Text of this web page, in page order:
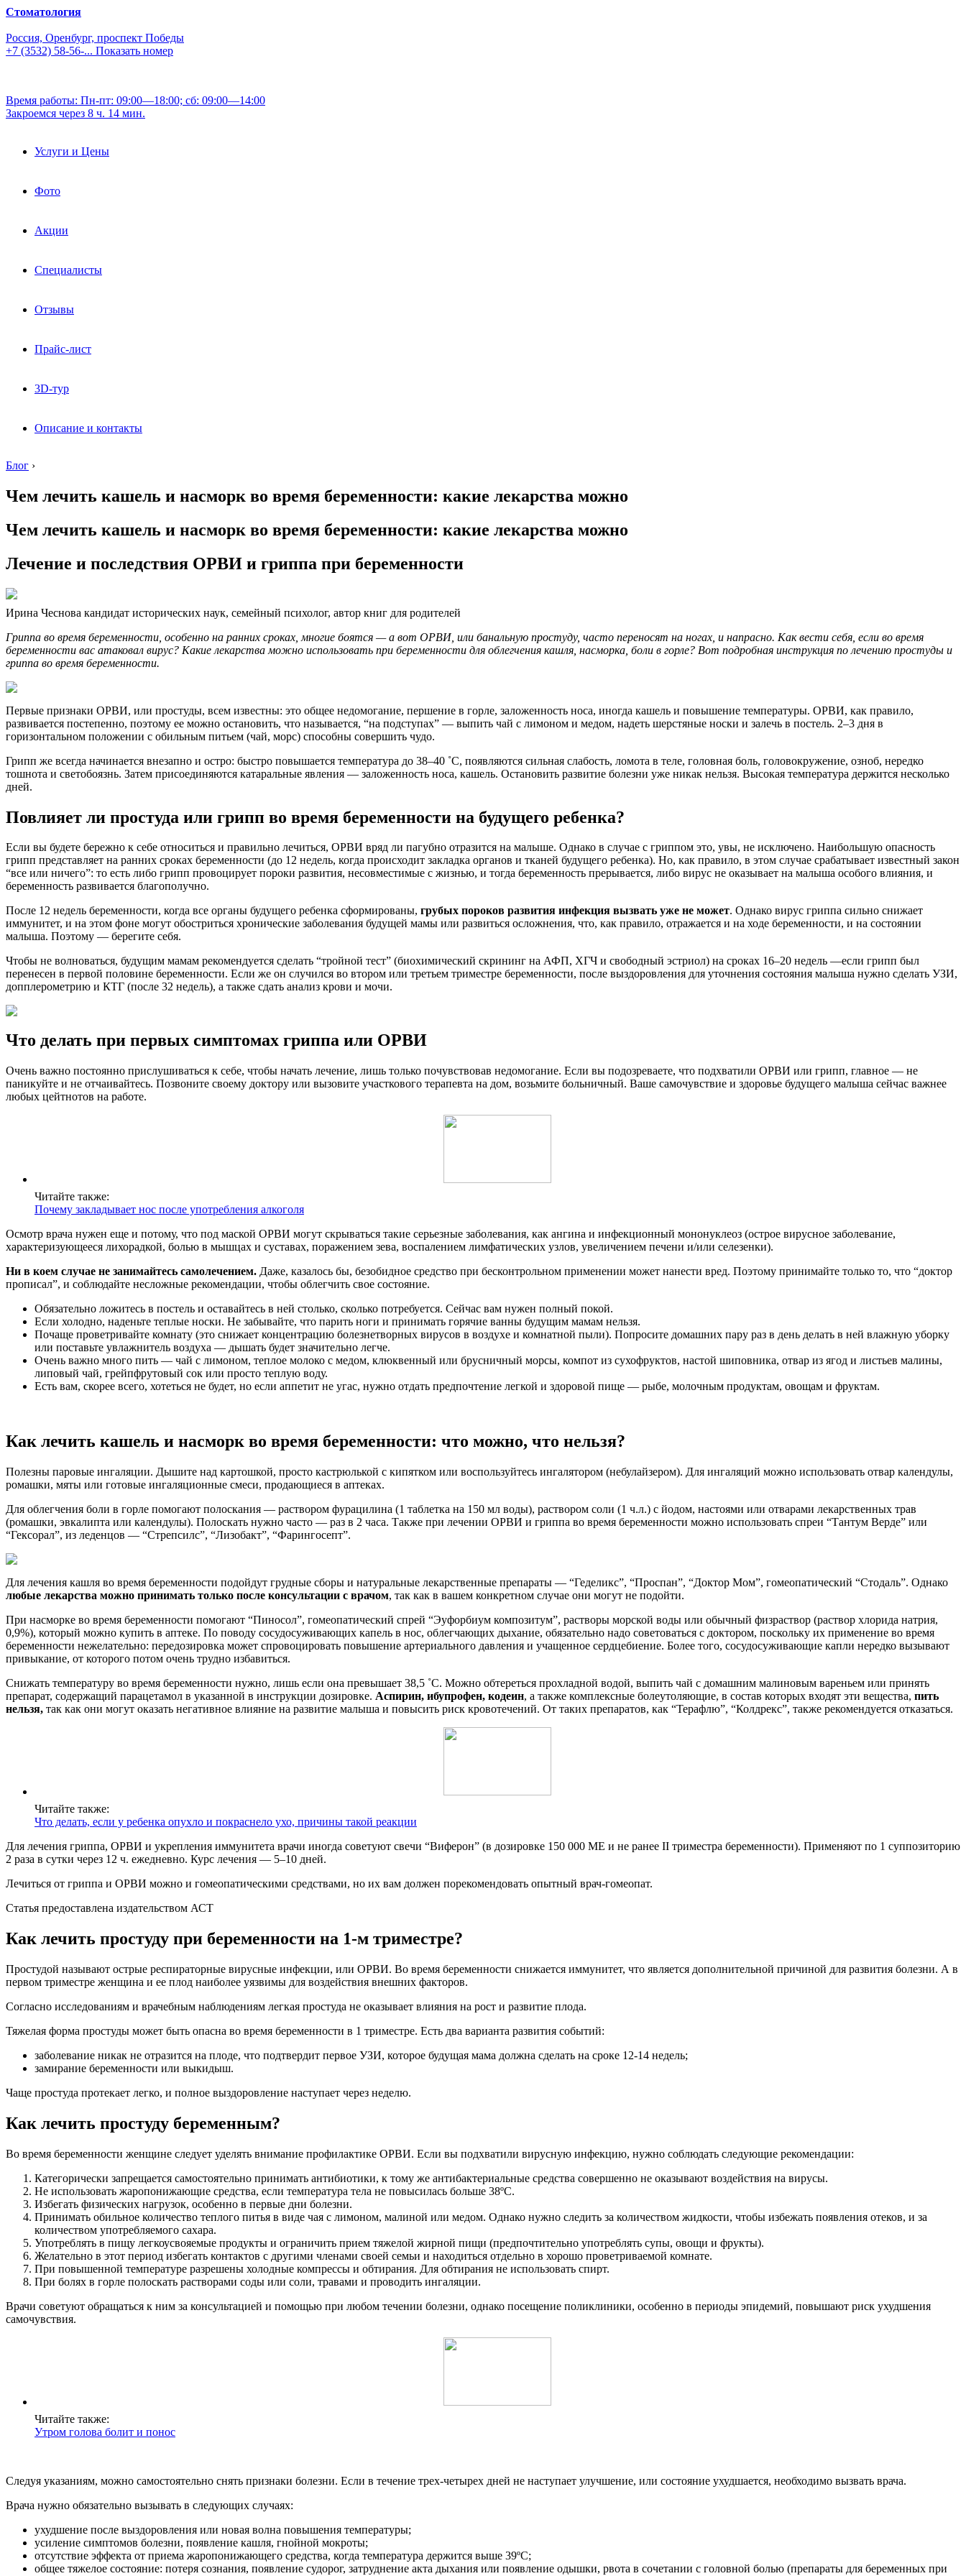
Стоматология
Россия, Оренбург, проспект Победы
+7 (3532) 58-56-... Показать номер
Время работы: Пн-пт: 09:00—18:00; сб: 09:00—14:00
Закроемся через 8 ч. 14 мин.
Услуги и Цены
Фото
Акции
Специалисты
Отзывы
Прайс-лист
3D-тур
Описание и контакты
Блог ›
Чем лечить кашель и насморк во время беременности: какие лекарства можно
Чем лечить кашель и насморк во время беременности: какие лекарства можно
Лечение и последствия ОРВИ и гриппа при беременности
Ирина Чеснова кандидат исторических наук, семейный психолог, автор книг для родителей
Гриппа во время беременности, особенно на ранних сроках, многие боятся — а вот ОРВИ, или банальную простуду, часто переносят на ногах, и напрасно. Как вести себя, если во время
беременности вас атаковал вирус? Какие лекарства можно использовать при беременности для облегчения кашля, насморка, боли в горле? Вот подробная инструкция по лечению простуды и
гриппа во время беременности.
Первые признаки ОРВИ, или простуды, всем известны: это общее недомогание, першение в горле, заложенность носа, иногда кашель и повышение температуры. ОРВИ, как правило,
развивается постепенно, поэтому ее можно остановить, что называется, “на подступах” — выпить чай с лимоном и медом, надеть шерстяные носки и залечь в постель. 2–3 дня в
горизонтальном положении с обильным питьем (чай, морс) способны совершить чудо.
Грипп же всегда начинается внезапно и остро: быстро повышается температура до 38–40 ˚С, появляются сильная слабость, ломота в теле, головная боль, головокружение, озноб, нередко
тошнота и светобоязнь. Затем присоединяются катаральные явления — заложенность носа, кашель. Остановить развитие болезни уже никак нельзя. Высокая температура держится несколько
дней.
Повлияет ли простуда или грипп во время беременности на будущего ребенка?
Если вы будете бережно к себе относиться и правильно лечиться, ОРВИ вряд ли пагубно отразится на малыше. Однако в случае с гриппом это, увы, не исключено. Наибольшую опасность
грипп представляет на ранних сроках беременности (до 12 недель, когда происходит закладка органов и тканей будущего ребенка). Но, как правило, в этом случае срабатывает известный закон
“все или ничего”: то есть либо грипп провоцирует пороки развития, несовместимые с жизнью, и тогда беременность прерывается, либо вирус не оказывает на малыша особого влияния, и
беременность развивается благополучно.
После 12 недель беременности, когда все органы будущего ребенка сформированы, грубых пороков развития инфекция вызвать уже не может. Однако вирус гриппа сильно снижает
иммунитет, и на этом фоне могут обостриться хронические заболевания будущей мамы или развиться осложнения, что, как правило, отражается и на ходе беременности, и на состоянии
малыша. Поэтому — берегите себя.
Чтобы не волноваться, будущим мамам рекомендуется сделать “тройной тест” (биохимический скрининг на АФП, ХГЧ и свободный эстриол) на сроках 16–20 недель —если грипп был
перенесен в первой половине беременности. Если же он случился во втором или третьем триместре беременности, после выздоровления для уточнения состояния малыша нужно сделать УЗИ,
допплерометрию и КТГ (после 32 недель), а также сдать анализ крови и мочи.
Что делать при первых симптомах гриппа или ОРВИ
Очень важно постоянно прислушиваться к себе, чтобы начать лечение, лишь только почувствовав недомогание. Если вы подозреваете, что подхватили ОРВИ или грипп, главное — не
паникуйте и не отчаивайтесь. Позвоните своему доктору или вызовите участкового терапевта на дом, возьмите больничный. Ваше самочувствие и здоровье будущего малыша сейчас важнее
любых цейтнотов на работе.
Читайте также:
Почему закладывает нос после употребления алкоголя
Осмотр врача нужен еще и потому, что под маской ОРВИ могут скрываться такие серьезные заболевания, как ангина и инфекционный мононуклеоз (острое вирусное заболевание,
характеризующееся лихорадкой, болью в мышцах и суставах, поражением зева, воспалением лимфатических узлов, увеличением печени и/или селезенки).
Ни в коем случае не занимайтесь самолечением. Даже, казалось бы, безобидное средство при бесконтрольном применении может нанести вред. Поэтому принимайте только то, что “доктор
прописал”, и соблюдайте несложные рекомендации, чтобы облегчить свое состояние.
Обязательно ложитесь в постель и оставайтесь в ней столько, сколько потребуется. Сейчас вам нужен полный покой.
Если холодно, наденьте теплые носки. Не забывайте, что парить ноги и принимать горячие ванны будущим мамам нельзя.
Почаще проветривайте комнату (это снижает концентрацию болезнетворных вирусов в воздухе и комнатной пыли). Попросите домашних пару раз в день делать в ней влажную уборку
или поставьте увлажнитель воздуха — дышать будет значительно легче.
Очень важно много пить — чай с лимоном, теплое молоко с медом, клюквенный или брусничный морсы, компот из сухофруктов, настой шиповника, отвар из ягод и листьев малины,
липовый чай, грейпфрутовый сок или просто теплую воду.
Есть вам, скорее всего, хотеться не будет, но если аппетит не угас, нужно отдать предпочтение легкой и здоровой пище — рыбе, молочным продуктам, овощам и фруктам.
Как лечить кашель и насморк во время беременности: что можно, что нельзя?
Полезны паровые ингаляции. Дышите над картошкой, просто кастрюлькой с кипятком или воспользуйтесь ингалятором (небулайзером). Для ингаляций можно использовать отвар календулы,
ромашки, мяты или готовые ингаляционные смеси, продающиеся в аптеках.
Для облегчения боли в горле помогают полоскания — раствором фурацилина (1 таблетка на 150 мл воды), раствором соли (1 ч.л.) с йодом, настоями или отварами лекарственных трав
(ромашки, эвкалипта или календулы). Полоскать нужно часто — раз в 2 часа. Также при лечении ОРВИ и гриппа во время беременности можно использовать спреи “Тантум Верде” или
“Гексорал”, из леденцов — “Стрепсилс”, “Лизобакт”, “Фарингосепт”.
Для лечения кашля во время беременности подойдут грудные сборы и натуральные лекарственные препараты — “Геделикс”, “Проспан”, “Доктор Мом”, гомеопатический “Стодаль”. Однако
любые лекарства можно принимать только после консультации с врачом, так как в вашем конкретном случае они могут не подойти.
При насморке во время беременности помогают “Пиносол”, гомеопатический спрей “Эуфорбиум композитум”, растворы морской воды или обычный физраствор (раствор хлорида натрия,
0,9%), который можно купить в аптеке. По поводу сосудосуживающих капель в нос, облегчающих дыхание, обязательно надо советоваться с доктором, поскольку их применение во время
беременности нежелательно: передозировка может спровоцировать повышение артериального давления и учащенное сердцебиение. Более того, сосудосуживающие капли нередко вызывают
привыкание, от которого потом очень трудно избавиться.
Снижать температуру во время беременности нужно, лишь если она превышает 38,5 ˚С. Можно обтереться прохладной водой, выпить чай с домашним малиновым вареньем или принять
препарат, содержащий парацетамол в указанной в инструкции дозировке. Аспирин, ибупрофен, кодеин, а также комплексные болеутоляющие, в состав которых входят эти вещества, пить
нельзя, так как они могут оказать негативное влияние на развитие малыша и повысить риск кровотечений. От таких препаратов, как “Терафлю”, “Колдрекс”, также рекомендуется отказаться.
Читайте также:
Что делать, если у ребенка опухло и покраснело ухо, причины такой реакции
Для лечения гриппа, ОРВИ и укрепления иммунитета врачи иногда советуют свечи “Виферон” (в дозировке 150 000 МЕ и не ранее II триместра беременности). Применяют по 1 суппозиторию
2 раза в сутки через 12 ч. ежедневно. Курс лечения — 5–10 дней.
Лечиться от гриппа и ОРВИ можно и гомеопатическими средствами, но их вам должен порекомендовать опытный врач-гомеопат.
Статья предоставлена издательством АСТ
Как лечить простуду при беременности на 1-м триместре?
Простудой называют острые респираторные вирусные инфекции, или ОРВИ. Во время беременности снижается иммунитет, что является дополнительной причиной для развития болезни. А в
первом триместре женщина и ее плод наиболее уязвимы для воздействия внешних факторов.
Согласно исследованиям и врачебным наблюдениям легкая простуда не оказывает влияния на рост и развитие плода.
Тяжелая форма простуды может быть опасна во время беременности в 1 триместре. Есть два варианта развития событий:
заболевание никак не отразится на плоде, что подтвердит первое УЗИ, которое будущая мама должна сделать на сроке 12-14 недель;
замирание беременности или выкидыш.
Чаще простуда протекает легко, и полное выздоровление наступает через неделю.
Как лечить простуду беременным?
Во время беременности женщине следует уделять внимание профилактике ОРВИ. Если вы подхватили вирусную инфекцию, нужно соблюдать следующие рекомендации:
Категорически запрещается самостоятельно принимать антибиотики, к тому же антибактериальные средства совершенно не оказывают воздействия на вирусы.
Не использовать жаропонижающие средства, если температура тела не повысилась больше 38ºС.
Избегать физических нагрузок, особенно в первые дни болезни.
Принимать обильное количество теплого питья в виде чая с лимоном, малиной или медом. Однако нужно следить за количеством жидкости, чтобы избежать появления отеков, и за
количеством употребляемого сахара.
Употреблять в пищу легкоусвояемые продукты и ограничить прием тяжелой жирной пищи (предпочтительно употреблять супы, овощи и фрукты).
Желательно в этот период избегать контактов с другими членами своей семьи и находиться отдельно в хорошо проветриваемой комнате.
При повышенной температуре разрешены холодные компрессы и обтирания. Для обтирания не использовать спирт.
При болях в горле полоскать растворами соды или соли, травами и проводить ингаляции.
Врачи советуют обращаться к ним за консультацией и помощью при любом течении болезни, однако посещение поликлиники, особенно в периоды эпидемий, повышают риск ухудшения
самочувствия.
Читайте также:
Утром голова болит и понос
Следуя указаниям, можно самостоятельно снять признаки болезни. Если в течение трех-четырех дней не наступает улучшение, или состояние ухудшается, необходимо вызвать врача.
Врача нужно обязательно вызывать в следующих случаях:
ухудшение после выздоровления или новая волна повышения температуры;
усиление симптомов болезни, появление кашля, гнойной мокроты;
отсутствие эффекта от приема жаропонижающего средства, когда температура держится выше 39ºС;
общее тяжелое состояние: потеря сознания, появление судорог, затруднение акта дыхания или появление одышки, рвота в сочетании с головной болью (препараты для беременных при